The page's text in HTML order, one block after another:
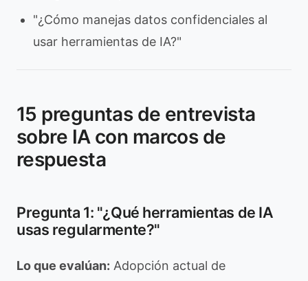
"¿Cómo manejas datos confidenciales al
usar herramientas de IA?"
15 preguntas de entrevista
sobre IA con marcos de
respuesta
Pregunta 1: "¿Qué herramientas de IA
usas regularmente?"
Lo que evalúan: Adopción actual de